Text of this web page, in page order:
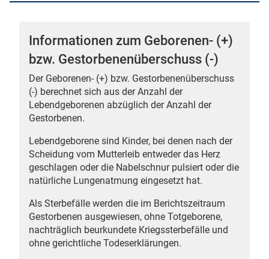
Informationen zum Geborenen- (+)
bzw. Gestorbenenüberschuss (-)
Der Geborenen- (+) bzw. Gestorbenenüberschuss
(-) berechnet sich aus der Anzahl der
Lebendgeborenen abzüglich der Anzahl der
Gestorbenen.
Lebendgeborene sind Kinder, bei denen nach der
Scheidung vom Mutterleib entweder das Herz
geschlagen oder die Nabelschnur pulsiert oder die
natürliche Lungenatmung eingesetzt hat.
Als Sterbefälle werden die im Berichtszeitraum
Gestorbenen ausgewiesen, ohne Totgeborene,
nachträglich beurkundete Kriegssterbefälle und
ohne gerichtliche Todeserklärungen.